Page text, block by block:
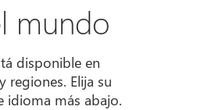
mundo
disponible en
regiones. Elija su
idioma más abajo.